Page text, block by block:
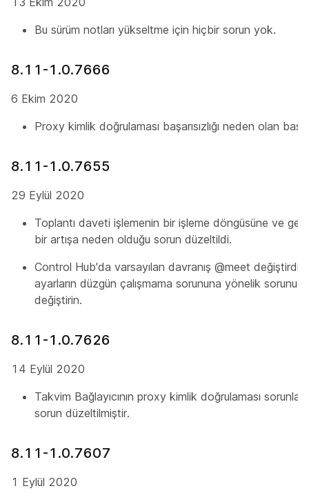
Bu sürüm notları yükseltme için hiçbir sorun yok.
8.11-1.0.7666
6 Ekim 2020
Proxy kimlik doğrulaması başarısızlığı neden olan
8.11-1.0.7655
29 Eylül 2020
Toplantı daveti işlemenin bir işleme döngüsüne ve
bir artışa neden olduğu sorun düzeltildi.
Control Hub'da varsayılan davranış @meet
ayarların düzgün çalışmama sorununa yönelik sorunu
değiştirin.
8.11-1.0.7626
14 Eylül 2020
Takvim Bağlayıcının proxy kimlik doğrulaması
sorun düzeltilmiştir.
8.11-1.0.7607
1 Eylül 2020